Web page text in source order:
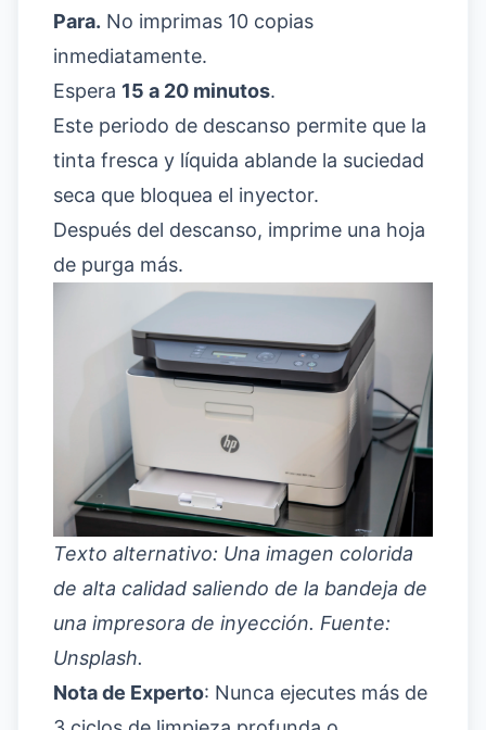
Para. No imprimas 10 copias
inmediatamente.
Espera 15 a 20 minutos.
Este periodo de descanso permite que la
tinta fresca y líquida ablande la suciedad
seca que bloquea el inyector.
Después del descanso, imprime una hoja
de purga más.
Texto alternativo: Una imagen colorida
de alta calidad saliendo de la bandeja de
una impresora de inyección. Fuente:
Unsplash.
Nota de Experto: Nunca ejecutes más de